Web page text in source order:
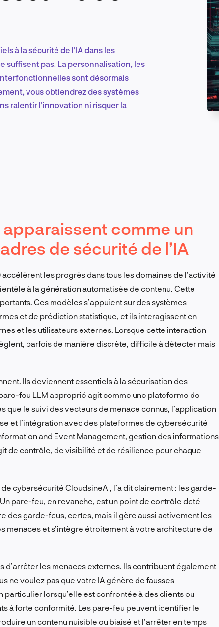
Recherche et conception produit
FR
à la sécurité de l'IA dans les
suffisent pas. La personnalisation, les
sont désormais
vous obtiendrez des systèmes
ralentir l'innovation ni risquer la
comme un
de sécurité de l’IA
les progrès dans tous les domaines de l’activité
à la génération automatisée de contenu. Cette
Ces modèles s’appuient sur des systèmes
et de prédiction statistique, et ils interagissent en
et les utilisateurs externes. Lorsque cette interaction
parfois de manière discrète, difficile à détecter mais
Ils deviennent essentiels à la sécurisation des
feu LLM approprié agit comme une plateforme de
que le suivi des vecteurs de menace connus, l’application
et l’intégration avec des plateformes de cybersécurité
and Event Management, gestion des informations
de contrôle, de visibilité et de résilience pour chaque
cybersécurité CloudsineAI, l’a dit clairement : les garde-
pare-feu, en revanche, est un point de contrôle doté
des garde-fous, certes, mais il gère aussi activement les
menaces et s’intègre étroitement à votre architecture de
d’arrêter les menaces externes. Ils contribuent également
ne voulez pas que votre IA génère de fausses
particulier lorsqu’elle est confrontée à des clients ou
à forte conformité. Les pare-feu peuvent identifier le
un contenu nuisible ou biaisé et l’arrêter en temps